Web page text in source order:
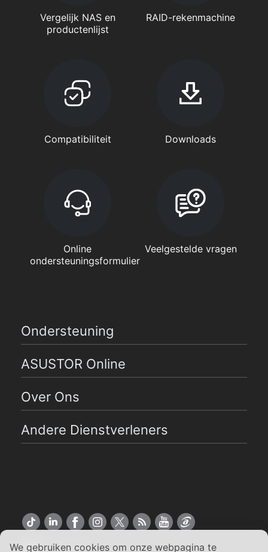
We gebruiken cookies om onze webpagina te
Vergelijk NAS en
productenlijst
RAID-rekenmachine
Compatibiliteit Downloads
Online
ondersteuningsformulier
Veelgestelde vragen
Ondersteuning
ASUSTOR Online
Over Ons
Andere Dienstverleners